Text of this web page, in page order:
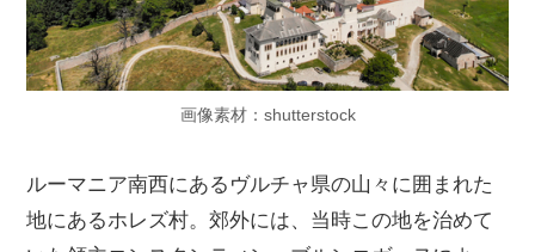
画像素材：shutterstock
ルーマニア南西にあるヴルチャ県の山々に囲まれた
地にあるホレズ村。郊外には、当時この地を治めて